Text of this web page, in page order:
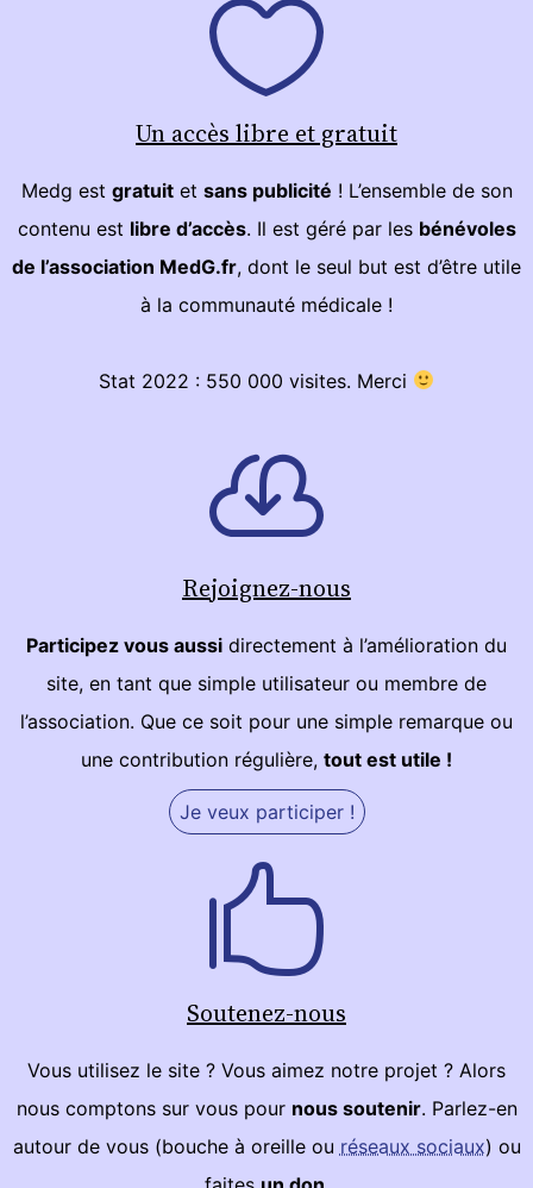
Un accès libre et gratuit
Medg est gratuitet sans publicité ! L’ensemble de son
contenu est libre d’accès. Il est géré par les bénévoles
de l’association MedG.fr, dont le seul but est d’être utile
à la communauté médicale !
Stat 2022 : 550 000 visites. Merci
Rejoignez-nous
Participez vous aussi directement à l’amélioration du
site, en tant que simple utilisateur ou membre de
l’association. Que ce soit pour une simple remarque ou
une contribution régulière, tout est utile !
Je veux participer !
Soutenez-nous
Vous utilisez le site ? Vous aimez notre projet ? Alors
nous comptons sur vous pour nous soutenir. Parlez-en
autour de vous (bouche à oreille ou réseaux sociaux) ou